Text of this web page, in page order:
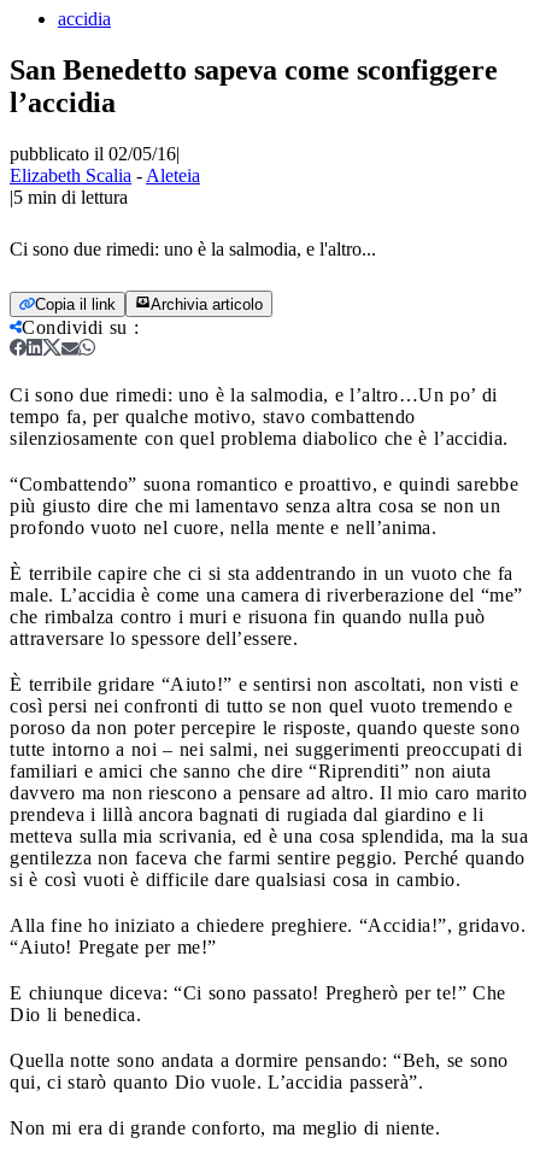
accidia
San Benedetto sapeva come sconfiggere
l’accidia
pubblicato il 02/05/16|
Elizabeth Scalia - Aleteia
|5 min di lettura
Ci sono due rimedi: uno è la salmodia, e l'altro...
Copia il link Archivia articolo
Condividi su :
Ci sono due rimedi: uno è la salmodia, e l’altro…Un po’ di
tempo fa, per qualche motivo, stavo combattendo
silenziosamente con quel problema diabolico che è l’accidia.
“Combattendo” suona romantico e proattivo, e quindi sarebbe
più giusto dire che mi lamentavo senza altra cosa se non un
profondo vuoto nel cuore, nella mente e nell’anima.
È terribile capire che ci si sta addentrando in un vuoto che fa
male. L’accidia è come una camera di riverberazione del “me”
che rimbalza contro i muri e risuona fin quando nulla può
attraversare lo spessore dell’essere.
È terribile gridare “Aiuto!” e sentirsi non ascoltati, non visti e
così persi nei confronti di tutto se non quel vuoto tremendo e
poroso da non poter percepire le risposte, quando queste sono
tutte intorno a noi – nei salmi, nei suggerimenti preoccupati di
familiari e amici che sanno che dire “Riprenditi” non aiuta
davvero ma non riescono a pensare ad altro. Il mio caro marito
prendeva i lillà ancora bagnati di rugiada dal giardino e li
metteva sulla mia scrivania, ed è una cosa splendida, ma la sua
gentilezza non faceva che farmi sentire peggio. Perché quando
si è così vuoti è difficile dare qualsiasi cosa in cambio.
Alla fine ho iniziato a chiedere preghiere. “Accidia!”, gridavo.
“Aiuto! Pregate per me!”
E chiunque diceva: “Ci sono passato! Pregherò per te!” Che
Dio li benedica.
Quella notte sono andata a dormire pensando: “Beh, se sono
qui, ci starò quanto Dio vuole. L’accidia passerà”.
Non mi era di grande conforto, ma meglio di niente.